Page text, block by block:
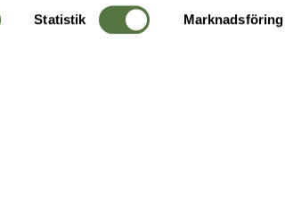
Statistik Marknadsföring